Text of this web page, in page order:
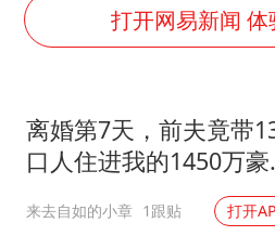
朱一龙的
周星驰妈
“还不如不
101岁老
打开网易新闻
离婚第7天，前夫竟带
口人住进我的1450万豪
来去自如的小章 1跟贴 打开